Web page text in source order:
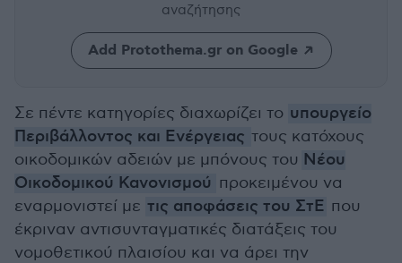
αναζήτησης
Add Protothema.gr on Google
Σε πέντε κατηγορίες διαχωρίζει το υπουργείο
Περιβάλλοντος και Ενέργειας τους κατόχους
οικοδομικών αδειών με μπόνους του Νέου
Οικοδομικού Κανονισμού προκειμένου να
εναρμονιστεί με τις αποφάσεις του ΣτΕ που
έκριναν αντισυνταγματικές διατάξεις του
νομοθετικού πλαισίου και να άρει την